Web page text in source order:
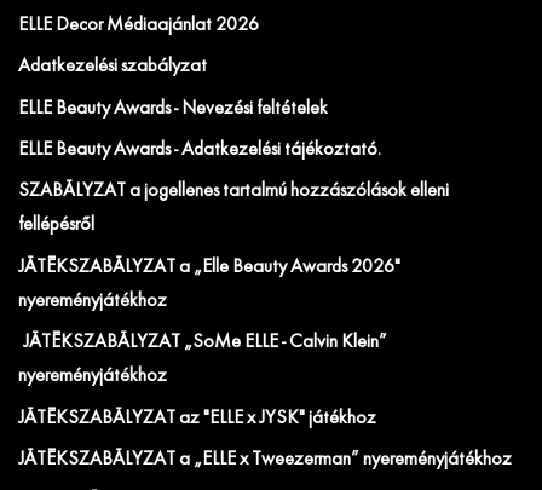
ELLE Decor Médiaajánlat 2026
Adatkezelési szabályzat
ELLE Beauty Awards - Nevezési feltételek
ELLE Beauty Awards - Adatkezelési tájékoztató.
SZABÁLYZAT a jogellenes tartalmú hozzászólások elleni
fellépésről
JÁTÉKSZABÁLYZAT a „Elle Beauty Awards 2026"
nyereményjátékhoz
JÁTÉKSZABÁLYZAT „SoMe ELLE - Calvin Klein”
nyereményjátékhoz
JÁTÉKSZABÁLYZAT az "ELLE x JYSK" játékhoz
JÁTÉKSZABÁLYZAT a „ELLE x Tweezerman” nyereményjátékhoz